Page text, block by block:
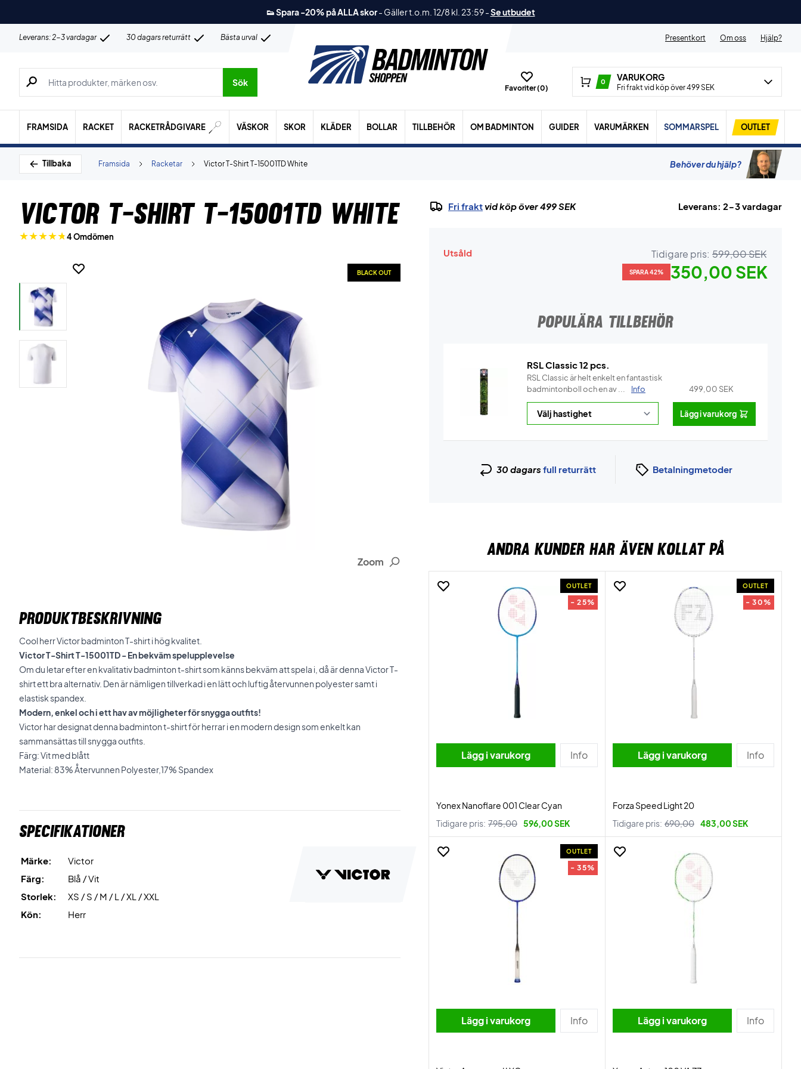
👟 Spara -20% på ALLA skor- Gäller t.o.m. 12/8 kl. 23:59-Se utbudet
Leverans: 2-3 vardagar 30 dagars returrätt Bästa urval Presentkort Om oss Hjälp?
Sök efter produkter, märken osv.
Sök
Favoriter (0)
0 VARUKORG
Fri frakt vid köp över 499 SEK
FRAMSIDA RACKET RACKETRÅDGIVARE VÄSKOR SKOR KLÄDER BOLLAR TILLBEHÖR OM BADMINTON GUIDER VARUMÄRKEN SOMMARSPEL OUTLET
Tillbaka Victor T-Shirt T-15001TD White
Racketar
Framsida Behöver du hjälp?
Victor T-Shirt T-15001TD White
4 Omdömen
Zoom
BLACK OUT
PRODUKTBESKRIVNING
Cool herr Victor badminton T-shirt i hög kvalitet.
Victor T-Shirt T-15001TD - En bekväm spelupplevelse
Om du letar efter en kvalitativ badminton t-shirt som känns bekväm att spela i, då är denna Victor T-
shirt ett bra alternativ. Den är nämligen tillverkad i en lätt och luftig återvunnen polyester samt i
elastisk spandex.
Modern, enkel och i ett hav av möjligheter för snygga outfits!
Victor har designat denna badminton t-shirt för herrar i en modern design som enkelt kan
sammansättas till snygga outfits.
Färg: Vit med blått
Material: 83% Återvunnen Polyester,17% Spandex
Specifikationer
Märke:
Victor
Färg:
Blå / Vit
Storlek:
XS / S / M / L / XL / XXL
Kön:
Herr
Fri fraktvid köp över 499 SEK Leverans: 2-3 vardagar
Utsåld Tidigare pris: 599,00 SEK
SPARA 42% 350,00 SEK
POPULÄRA TILLBEHÖR
RSL Classic 12 pcs.
RSL Classic är helt enkelt en fantastisk
badmintonboll och en av ...
Info 499,00 SEK
Lägg i varukorg
30 dagars full returrätt Betalningmetoder
ANDRA KUNDER HAR ÄVEN KOLLAT PÅ
OUTLET
- 25%
Lägg i varukorg Info
Yonex Nanoflare 001 Clear Cyan
Tidigare pris: 795,00 596,00 SEK
OUTLET
- 30%
Lägg i varukorg Info
Forza Speed Light 20
Tidigare pris: 690,00 483,00 SEK
OUTLET
- 35%
Lägg i varukorg Info Lägg i varukorg Info